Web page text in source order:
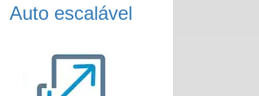
Auto escalável